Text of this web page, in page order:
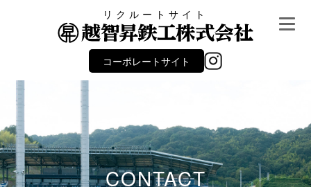
リクルートサイト
コーポレートサイト
CONTACT